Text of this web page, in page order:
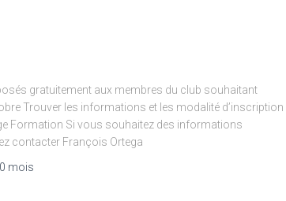
gratuitement aux membres du club souhaitant
Trouver les informations et les modalité d’inscription
Formation Si vous souhaitez des informations
contacter François Ortega
mois